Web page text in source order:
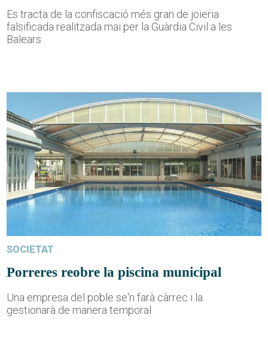
Es tracta de la confiscació més gran de joieria
falsificada realitzada mai per la Guàrdia Civil a les
Balears
SOCIETAT
Porreres reobre la piscina municipal
Una empresa del poble se'n farà càrrec i la
gestionarà de manera temporal